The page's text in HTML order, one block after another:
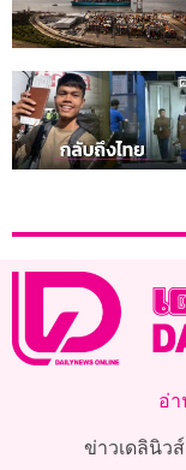
อ่า
ข่าวเดลินิวส์